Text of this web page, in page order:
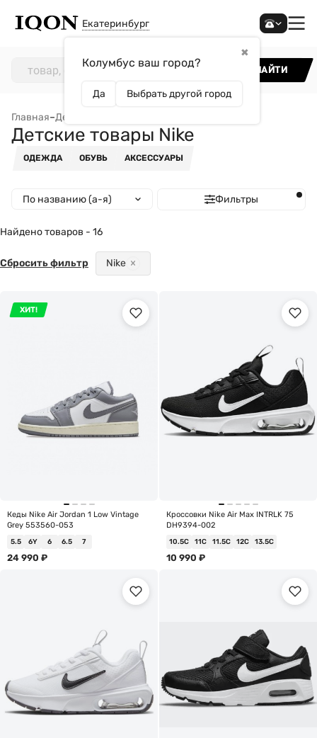
Екатеринбург
✖
Колумбус ваш город?
Да Выбрать другой город
НАЙТИ
Главная–Детям
Детские товары Nike
ОДЕЖДА ОБУВЬ АКСЕССУАРЫ
По названию (а-я) Фильтры
Найдено товаров - 16
Nike
Сбросить фильтр
ХИТ!
Кеды Nike Air Jordan 1 Low Vintage
Grey 553560-053
5.5 6Y 6 6.5 7
24 990 ₽
Кроссовки Nike Air Max INTRLK 75
DH9394-002
10.5C 11C 11.5C 12C 13.5C
10 990 ₽